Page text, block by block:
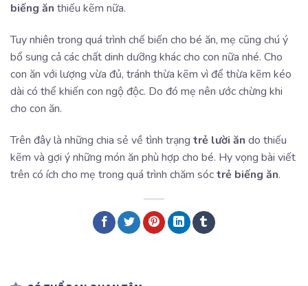
biếng ăn thiếu kẽm nữa.
Tuy nhiên trong quá trình chế biến cho bé ăn, mẹ cũng chú ý
bổ sung cả các chất dinh dưỡng khác cho con nữa nhé. Cho
con ăn với lượng vừa đủ, tránh thừa kẽm vì để thừa kẽm kéo
dài có thể khiến con ngộ độc. Do đó mẹ nên ước chừng khi
cho con ăn.
Trên đây là những chia sẻ về tình trạng trẻ lười ăn do thiếu
kẽm và gợi ý những món ăn phù hợp cho bé. Hy vọng bài viết
trên có ích cho mẹ trong quá trình chăm sóctrẻ biếng ăn.